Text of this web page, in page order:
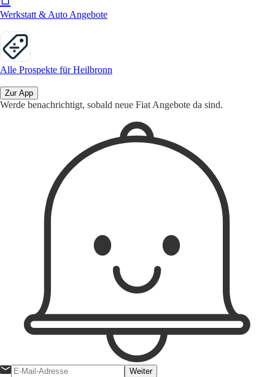
Werkstatt & Auto Angebote
Alle Prospekte für Heilbronn
Zur App
Werde benachrichtigt, sobald neue Fiat Angebote da sind.
Weiter